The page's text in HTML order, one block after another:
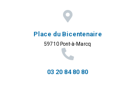
Place du Bicentenaire
59710 Pont-à-Marcq
03 20 84 80 80